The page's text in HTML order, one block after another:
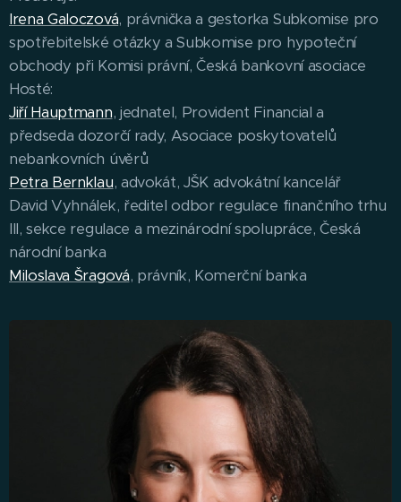
Irena Galoczová, právnička a gestorka Subkomise pro
spotřebitelské otázky a Subkomise pro hypoteční
obchody při Komisi právní, Česká bankovní asociace
Hosté:
Jiří Hauptmann, jednatel, Provident Financial a
předseda dozorčí rady, Asociace poskytovatelů
nebankovních úvěrů
Petra Bernklau, advokát, JŠK advokátní kancelář
David Vyhnálek, ředitel odbor regulace finančního trhu
III, sekce regulace a mezinárodní spolupráce, Česká
národní banka
Miloslava Šragová, právník, Komerční banka